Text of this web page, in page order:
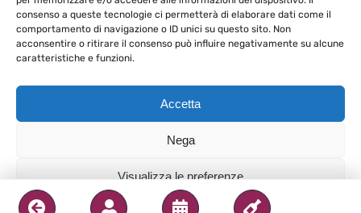
consenso a queste tecnologie ci permetterà di elaborare dati come il
comportamento di navigazione o ID unici su questo sito. Non
acconsentire o ritirare il consenso può influire negativamente su alcune
caratteristiche e funzioni.
Accetta
Nega
Visualizza le preferenze
67 – Corso di
degustazione
La riscoperta dei Nebbioli
Canavese – replica